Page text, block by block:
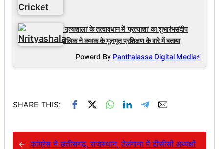
‘नृत्यशाला’ के तत्वावधान में ‘प्रत्याशा’ का शुभारंभसंदीप
मलिक ने कथक के मूलभूत प्रशिक्षण के बारे में बताया
Powerd By Panthalassa Digital Media⚡
SHARE THIS:
← कांग्रेस ने छत्तीसगढ़, राजस्थान, तेलंगाना में डीसीसी अध्यक्षों